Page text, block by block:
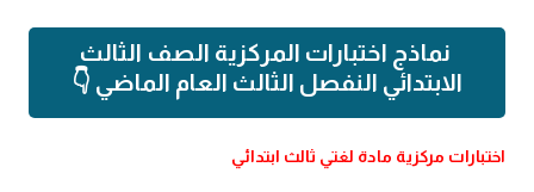
نماذج اختبارات المركزية الصف الثالث
الابتدائي النفصل الثالث العام الماضي 👇
اختبارات مركزية مادة لغتي ثالث ابتدائي